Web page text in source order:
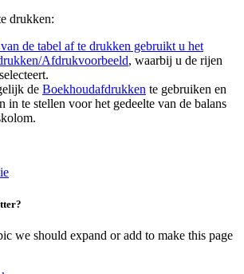
drukken:
de tabel af te drukken gebruikt u het
Afdrukvoorbeeld, waarbij u de rijen
de Boekhoudafdrukken te gebruiken en
in te stellen voor het gedeelte van de balans
we should expand or add to make this page